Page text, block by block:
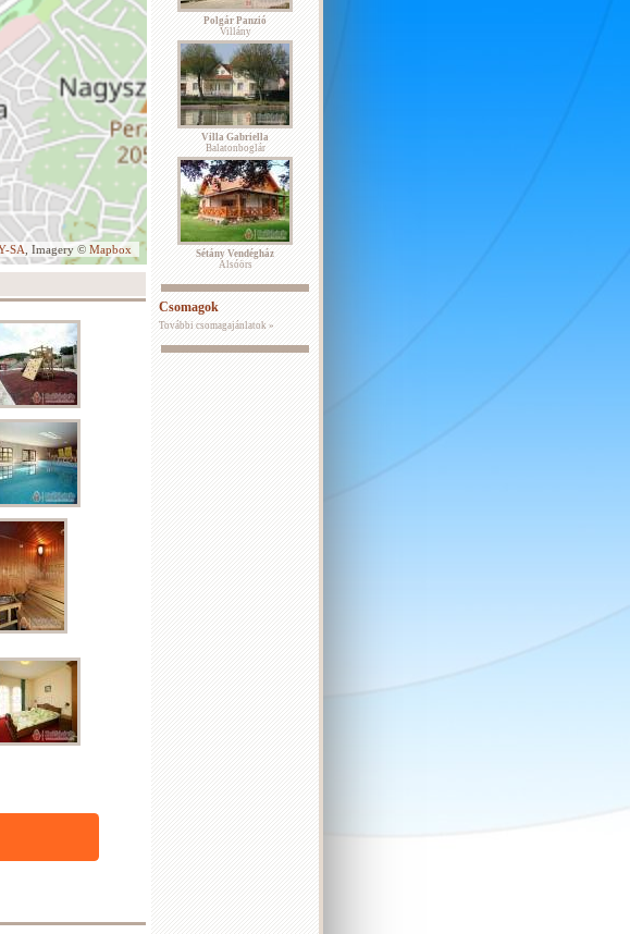
SA , Imagery © Mapbox
Polgár Panzió
Villány
Villa Gabriella
Balatonboglár
Sétány Vendégház
Alsóörs
Csomagok
További csomagajánlatok »